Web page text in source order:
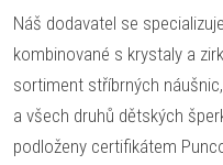
Náš dodavatel se
kombinované s krystaly a
sortiment stříbrných
a všech druhů dětských
podloženy certifikátem